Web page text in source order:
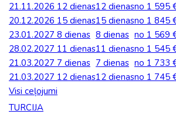
21.11.2026 12 dienas12 dienasno 1 595
20.12.2026 15 dienas15 dienasno 1 845
23.01.2027 8 dienas 8 dienas no 1 569
28.02.2027 11 dienas11 dienasno 1 545
21.03.2027 7 dienas 7 dienas no 1 733
21.03.2027 12 dienas12 dienasno 1 745
Visi ceļojumi
TURCIJA